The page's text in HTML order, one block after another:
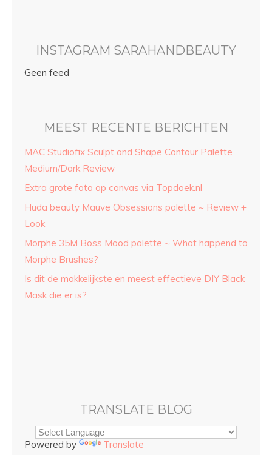
INSTAGRAM SARAHANDBEAUTY
Geen feed
MEEST RECENTE BERICHTEN
MAC Studiofix Sculpt and Shape Contour Palette
Medium/Dark Review
Extra grote foto op canvas via Topdoek.nl
Huda beauty Mauve Obsessions palette ~ Review +
Look
Morphe 35M Boss Mood palette ~ What happend to
Morphe Brushes?
Is dit de makkelijkste en meest effectieve DIY Black
Mask die er is?
TRANSLATE BLOG
Powered by Translate